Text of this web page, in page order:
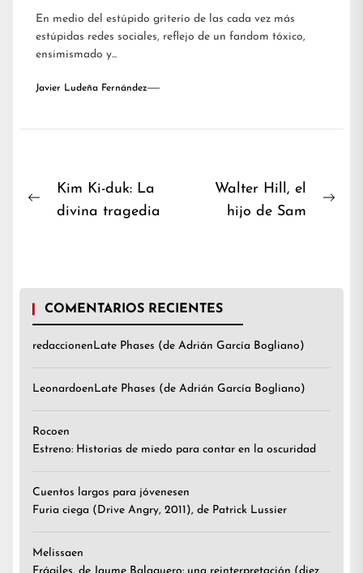
En medio del estúpido griterío de las cada vez más
estúpidas redes sociales, reflejo de un fandom tóxico,
ensimismado y...
Javier Ludeña Fernández
Navegación
Previous
Kim Ki-duk: La
divina tragedia
Walter Hill, el
hijo de Sam
COMENTARIOS RECIENTES
redaccionen Late Phases (de Adrián García Bogliano)
Leonardoen Late Phases (de Adrián García Bogliano)
Rocoen
Estreno: Historias de miedo para contar en la oscuridad
Cuentos largos para jóvenesen
Furia ciega (Drive Angry, 2011), de Patrick Lussier
Melissaen